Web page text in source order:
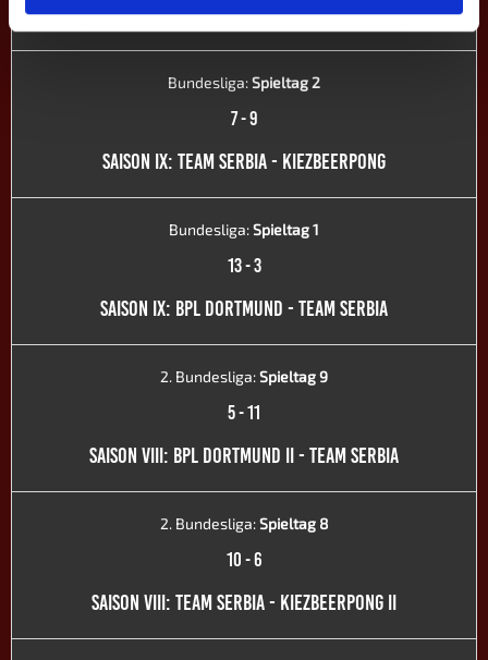
SAISON IX: PSG MAYENCE - TEAM SERBIA
Bundesliga:Spieltag 2
7-9
SAISON IX: TEAM SERBIA - KIEZBEERPONG
Bundesliga:Spieltag 1
13-3
SAISON IX: BPL DORTMUND - TEAM SERBIA
2. Bundesliga:Spieltag 9
5-11
SAISON VIII: BPL DORTMUND II - TEAM SERBIA
2. Bundesliga:Spieltag 8
10-6
SAISON VIII: TEAM SERBIA - KIEZBEERPONG II